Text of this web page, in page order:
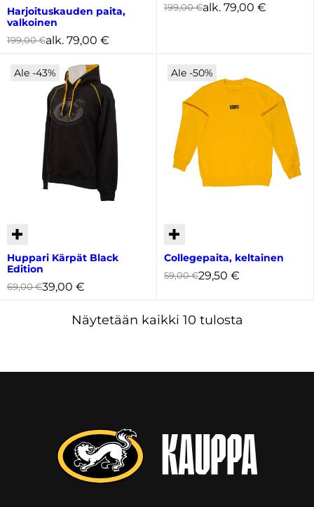
Harjoituskauden paita,
valkoinen
199,00€alk. 79,00 €
199,00€alk. 79,00 €
Ale -43%
Huppari Kärpät Black
Edition
69,00€39,00 €
Ale -50%
Collegepaita, keltainen
59,00€29,50 €
Näytetään kaikki 10 tulosta